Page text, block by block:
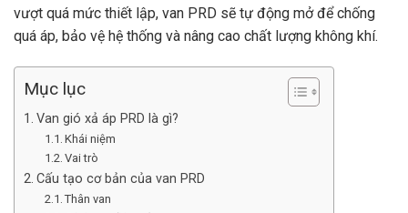
vượt quá mức thiết lập, van PRD sẽ tự động mở để chống
quá áp, bảo vệ hệ thống và nâng cao chất lượng không khí.
Mục lục
Van gió xả áp PRD là gì?
Khái niệm
Vai trò
Cấu tạo cơ bản của van PRD
Thân van